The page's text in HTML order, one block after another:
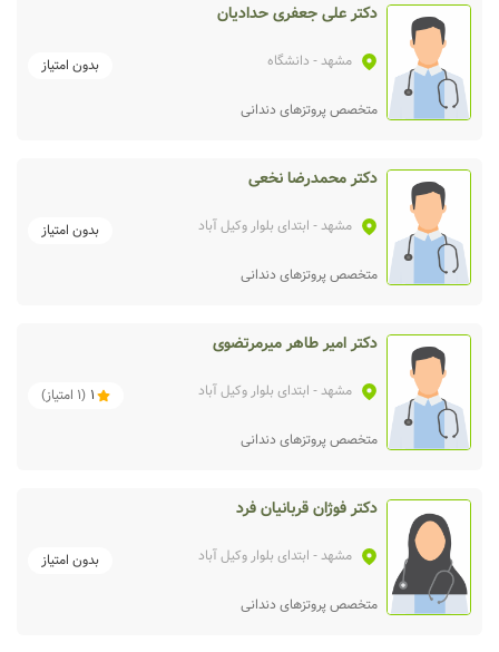
دکتر علی جعفری حدادیان
مشهد- دانشگاه بدون امتیاز
متخصص پروتزهای دندانی
دکتر محمدرضا نخعی
مشهد- ابتدای بلوار وکیل آباد بدون امتیاز
متخصص پروتزهای دندانی
دکتر امیر طاهر میرمرتضوی
مشهد- ابتدای بلوار وکیل آباد 1
(
1 امتیاز)
متخصص پروتزهای دندانی
دکتر فوژان قربانیان فرد
مشهد- ابتدای بلوار وکیل آباد بدون امتیاز
متخصص پروتزهای دندانی